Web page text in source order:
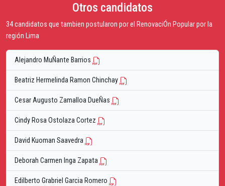
Otros candidatos
34 candidatos que tambien postularon por el RenovaciÓn Popular por la
región Lima
Alejandro MuÑante Barrios
Beatriz Hermelinda Ramon Chinchay
Cesar Augusto Zamalloa DueÑas
Cindy Rosa Ostolaza Cortez
David Kuoman Saavedra
Deborah Carmen Inga Zapata
Edilberto Grabriel Garcia Romero